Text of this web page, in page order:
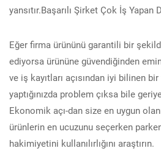
yansıtır.Başarılı Şirket Çok İş Yapan
Eğer firma ürününü garantili bir
ediyorsa ürününe güvendiğinden
ve iş kayıtları açısından iyi bilinen
yaptığınızda problem çıksa bile
Ekonomik açı-dan size en uygun
ürünlerin en ucuzunu seçerken
hakimiyetini kullanılırlığını araştırın.